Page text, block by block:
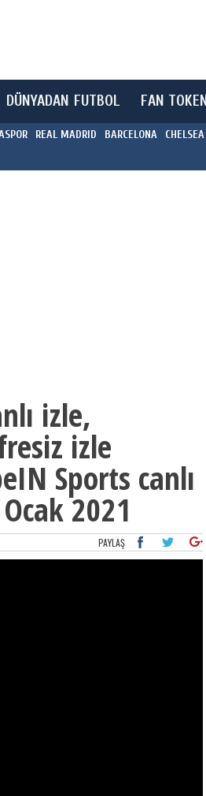
DÜNYADAN FUTBOL FAN TOKEN
REAL MADRID BARCELONA CHELSEA
izle,
izle
Sports canlı
2021
PAYLAŞ